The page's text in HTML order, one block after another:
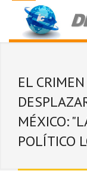
EL
MÉXICO:
POLÍTICO